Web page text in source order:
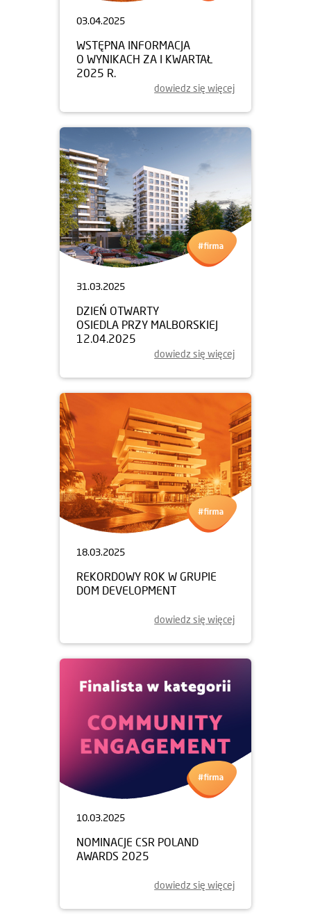
03.04.2025
WSTĘPNA INFORMACJA
O WYNIKACH ZA I KWARTAŁ
2025 R.
dowiedz się więcej
31.03.2025
DZIEŃ OTWARTY
OSIEDLA PRZY MALBORSKIEJ
12.04.2025
dowiedz się więcej
18.03.2025
REKORDOWY ROK W GRUPIE
DOM DEVELOPMENT
dowiedz się więcej
10.03.2025
NOMINACJE CSR POLAND
AWARDS 2025
dowiedz się więcej